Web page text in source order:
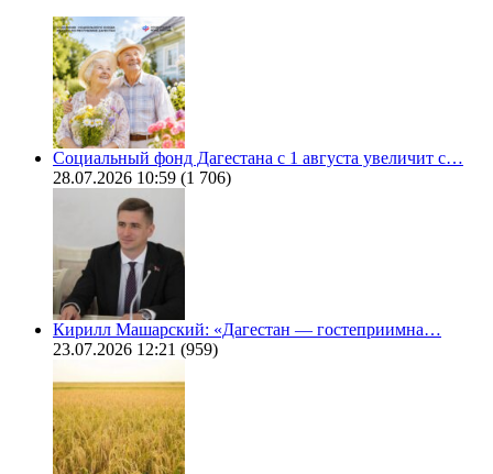
Социальный фонд Дагестана с 1 августа увеличит с…
28.07.2026 10:59 (1 706)
Кирилл Машарский: «Дагестан — гостеприимна…
23.07.2026 12:21 (959)